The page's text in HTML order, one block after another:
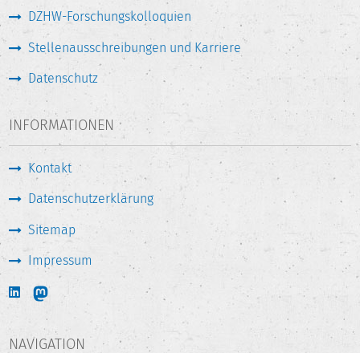
DZHW-Forschungskolloquien
Stellenausschreibungen und Karriere
Datenschutz
INFORMATIONEN
Kontakt
Datenschutzerklärung
Sitemap
Impressum
NAVIGATION